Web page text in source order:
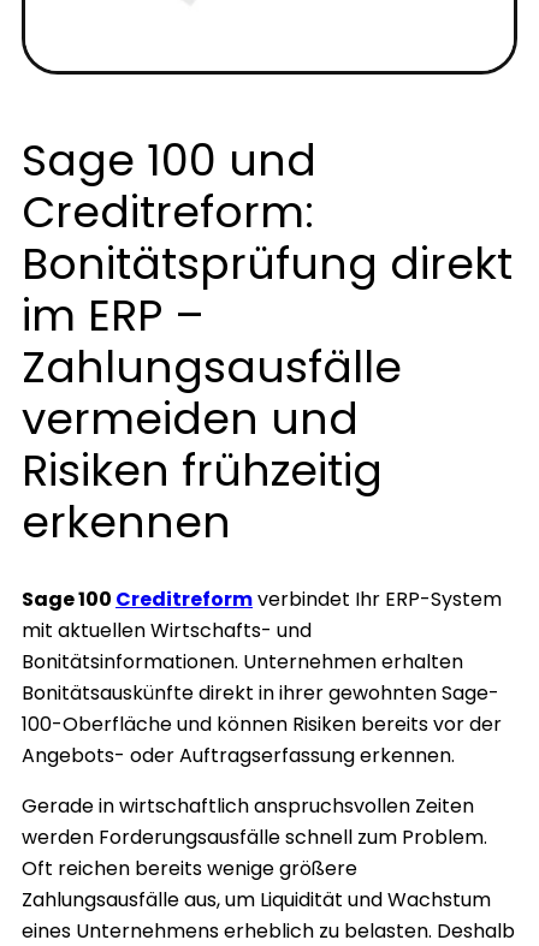
Sage 100 und
Creditreform:
Bonitätsprüfung direkt
im ERP –
Zahlungsausfälle
vermeiden und
Risiken frühzeitig
erkennen
Sage 100 Creditreformverbindet Ihr ERP-System
mit aktuellen Wirtschafts- und
Bonitätsinformationen. Unternehmen erhalten
Bonitätsauskünfte direkt in ihrer gewohnten Sage-
100-Oberfläche und können Risiken bereits vor der
Angebots- oder Auftragserfassung erkennen.
Gerade in wirtschaftlich anspruchsvollen Zeiten
werden Forderungsausfälle schnell zum Problem.
Oft reichen bereits wenige größere
Zahlungsausfälle aus, um Liquidität und Wachstum
eines Unternehmens erheblich zu belasten. Deshalb